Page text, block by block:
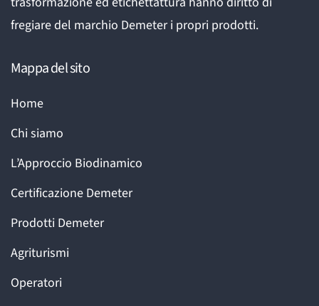
fregiare del marchio Demeter i propri prodotti.
Mappa del sito
Home
Chi siamo
L’Approccio Biodinamico
Certificazione Demeter
Prodotti Demeter
Agriturismi
Operatori